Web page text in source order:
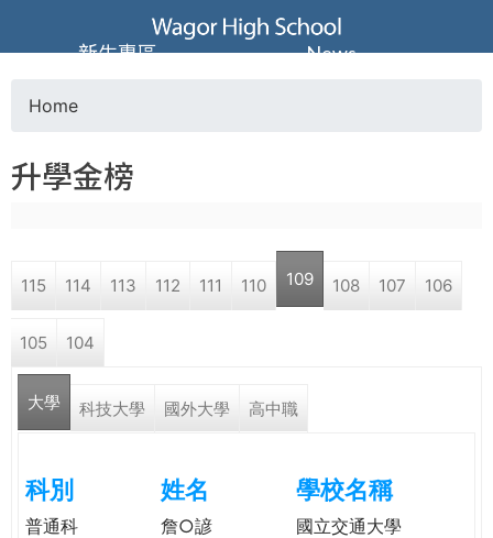
Jump to navigation
葳
格
高
學
o
a
r
e
e
Home
升學金榜
115 114 113 112 111 110 109 108 107 106
105 104
大學 科技大學 國外大學 高中職
科別 姓名 學校名稱
普通科 詹○諺
國立交通大學
新生專區 News